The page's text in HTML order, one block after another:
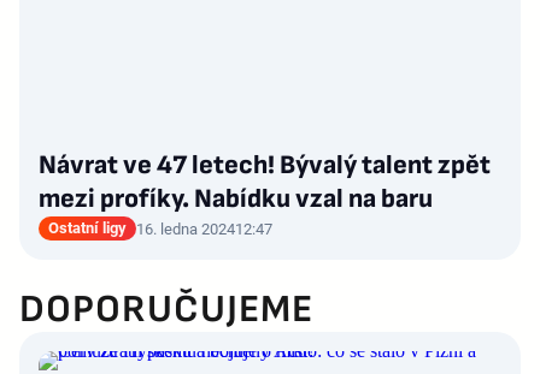
Návrat ve 47 letech! Bývalý talent zpět
mezi profíky. Nabídku vzal na baru
Ostatní ligy 16. ledna 202412:47
DOPORUČUJEME